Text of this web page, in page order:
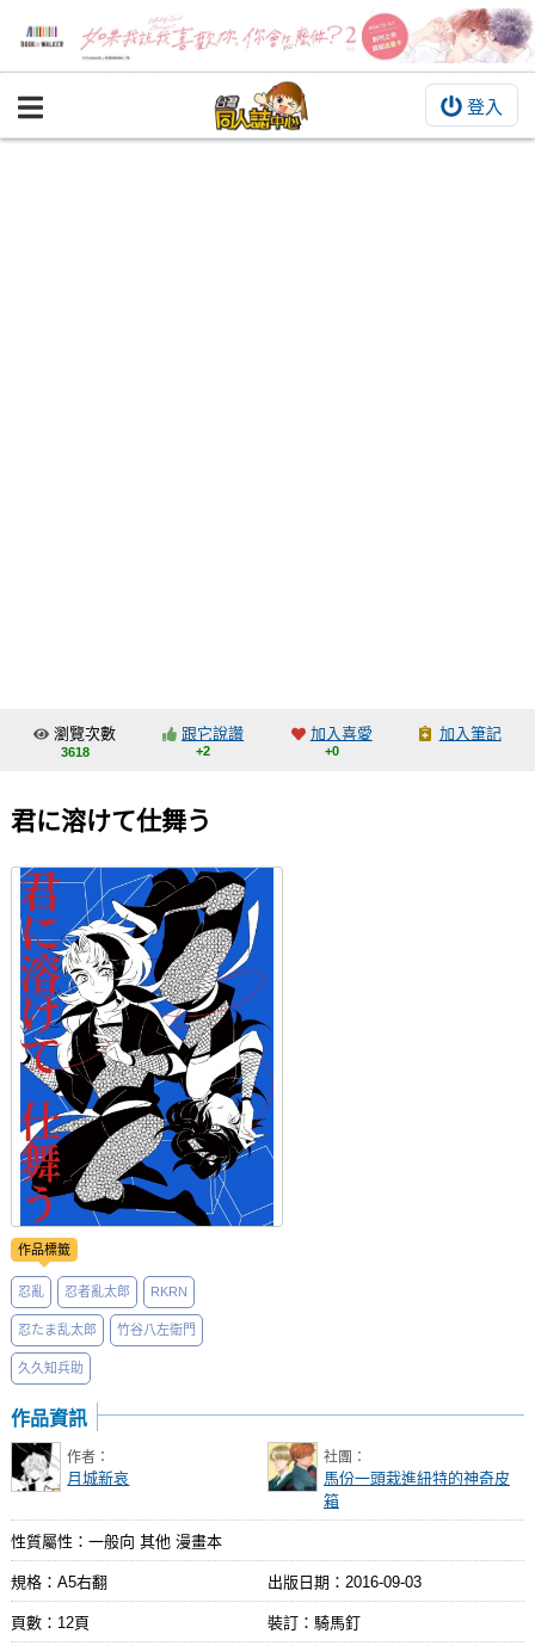
登入
BOOKY書集倉庫
交流中心
會員功能選單
會員中心
註冊會員
登入
瀏覽次數
3618
跟它說讚
+2
加入喜愛
+0
加入筆記
君に溶けて仕舞う
作品標籤
忍亂 忍者亂太郎 RKRN
忍たま乱太郎 竹谷八左衛門
久久知兵助
作品資訊
作者：
月城新哀
社團：
馬份一頭栽進紐特的神奇皮
箱
性質屬性：一般向 其他 漫畫本
規格：A5右翻 出版日期： 2016-09-03
頁數：12頁 裝訂：騎馬釘